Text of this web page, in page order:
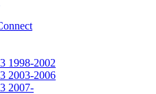
1998-2002
2003-2006
2007-